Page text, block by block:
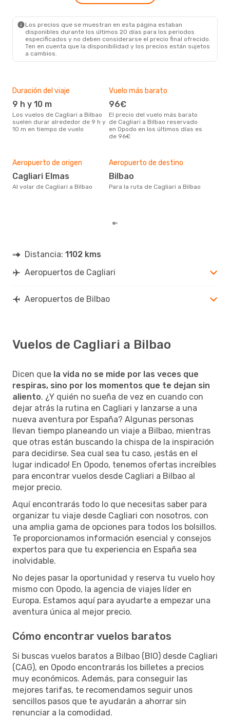
Los precios que se muestran en esta página estaban
disponibles durante los últimos 20 días para los periodos
especificados y no deben considerarse el precio final ofrecido.
Ten en cuenta que la disponibilidad y los precios están sujetos
a cambios.
Duración del viaje
9 h y 10 m
Los vuelos de Cagliari a Bilbao
suelen durar alrededor de 9 h y
10 m en tiempo de vuelo
Vuelo más barato
96€
El precio del vuelo más barato
de Cagliari a Bilbao reservado
en Opodo en los últimos días es
de 96€
Aeropuerto de origen
Cagliari Elmas
Al volar de Cagliari a Bilbao
Aeropuerto de destino
Bilbao
Para la ruta de Cagliari a Bilbao
Distancia: 1102 kms
Aeropuertos de Cagliari
Aeropuertos de Bilbao
Vuelos de Cagliari a Bilbao
Dicen que la vida no se mide por las veces que
respiras, sino por los momentos que te dejan sin
aliento. ¿Y quién no sueña de vez en cuando con
dejar atrás la rutina en Cagliari y lanzarse a una
nueva aventura por España? Algunas personas
llevan tiempo planeando un viaje a Bilbao, mientras
que otras están buscando la chispa de la inspiración
para decidirse. Sea cual sea tu caso, ¡estás en el
lugar indicado! En Opodo, tenemos ofertas increíbles
para encontrar vuelos desde Cagliari a Bilbao al
mejor precio.
Aquí encontrarás todo lo que necesitas saber para
organizar tu viaje desde Cagliari con nosotros, con
una amplia gama de opciones para todos los bolsillos.
Te proporcionamos información esencial y consejos
expertos para que tu experiencia en España sea
inolvidable.
No dejes pasar la oportunidad y reserva tu vuelo hoy
mismo con Opodo, la agencia de viajes líder en
Europa. Estamos aquí para ayudarte a empezar una
aventura única al mejor precio.
Cómo encontrar vuelos baratos
Si buscas vuelos baratos a Bilbao (BIO) desde Cagliari
(CAG), en Opodo encontrarás los billetes a precios
muy económicos. Además, para conseguir las
mejores tarifas, te recomendamos seguir unos
sencillos pasos que te ayudarán a ahorrar sin
renunciar a la comodidad.